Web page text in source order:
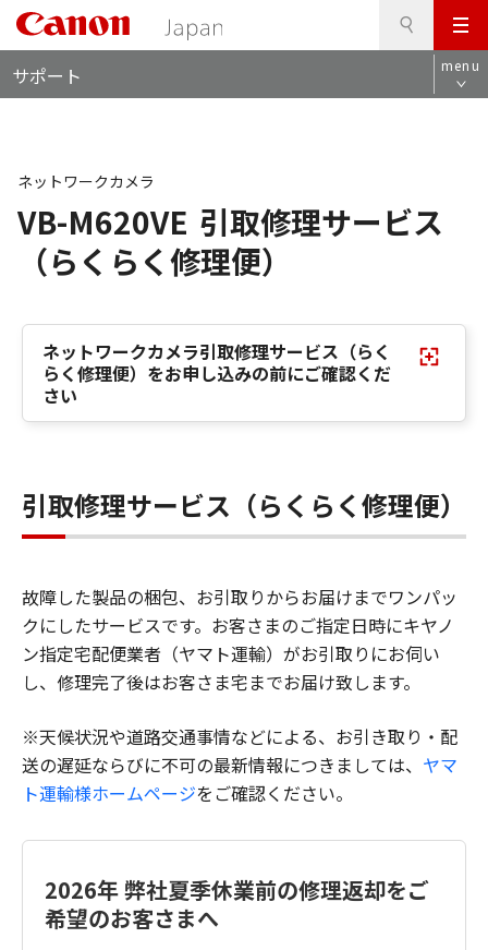
メ
ニ
ュ
サポート menu
VB-M620VE 引取修理サービス
（らくらく修理便）
ネットワークカメラ
ネットワークカメラ引取修理サービス（らく
らく修理便）をお申し込みの前にご確認くだ
さい
引取修理サービス（らくらく修理便）
故障した製品の梱包、お引取りからお届けまでワンパッ
クにしたサービスです。お客さまのご指定日時にキヤノ
ン指定宅配便業者（ヤマト運輸）がお引取りにお伺い
し、修理完了後はお客さま宅までお届け致します。
※天候状況や道路交通事情などによる、お引き取り・配
送の遅延ならびに不可の最新情報につきましては、 ヤマ
ト運輸様ホームページをご確認ください。
2026年 弊社夏季休業前の修理返却をご
希望のお客さまへ